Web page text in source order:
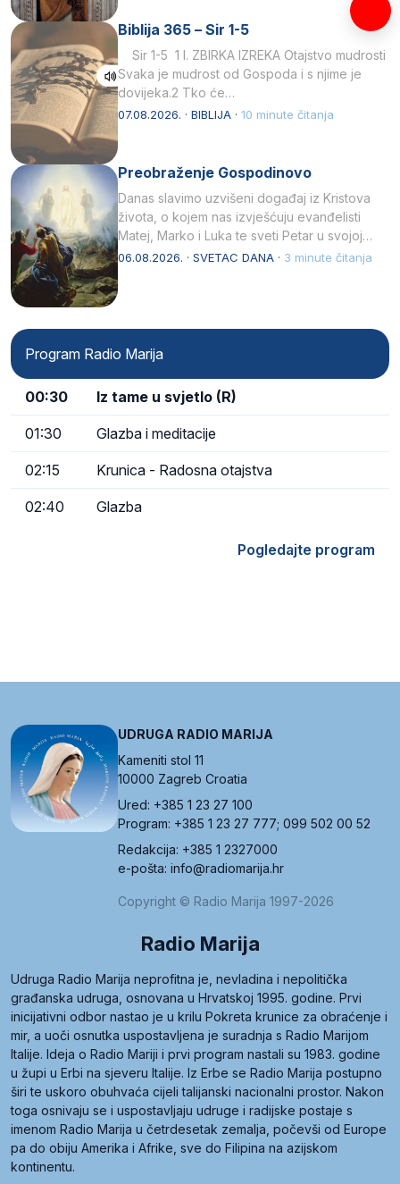
Biblija 365 – Sir 1-5
Sir 1-5 1 I. ZBIRKA IZREKA Otajstvo mudrosti
Svaka je mudrost od Gospoda i s njime je
dovijeka.2 Tko će…
07.08.2026. · BIBLIJA · 10 minute čitanja
Preobraženje Gospodinovo
Danas slavimo uzvišeni događaj iz Kristova
života, o kojem nas izvješćuju evanđelisti
Matej, Marko i Luka te sveti Petar u svojoj
drugoj…
06.08.2026. · SVETAC DANA · 3 minute čitanja
Program Radio Marija
00:30 Iz tame u svjetlo (R)
01:30 Glazba i meditacije
02:15 Krunica - Radosna otajstva
02:40 Glazba
Pogledajte program
UDRUGA RADIO MARIJA
Kameniti stol 11
10000 Zagreb Croatia
Ured: +385 1 23 27 100
Program: +385 1 23 27 777; 099 502 00 52
Redakcija: +385 1 2327000
e-pošta: info@radiomarija.hr
Copyright © Radio Marija 1997-2026
Radio Marija
Udruga Radio Marija neprofitna je, nevladina i nepolitička
građanska udruga, osnovana u Hrvatskoj 1995. godine. Prvi
inicijativni odbor nastao je u krilu Pokreta krunice za obraćenje i
mir, a uoči osnutka uspostavljena je suradnja s Radio Marijom
Italije. Ideja o Radio Mariji i prvi program nastali su 1983. godine
u župi u Erbi na sjeveru Italije. Iz Erbe se Radio Marija postupno
širi te uskoro obuhvaća cijeli talijanski nacionalni prostor. Nakon
toga osnivaju se i uspostavljaju udruge i radijske postaje s
imenom Radio Marija u četrdesetak zemalja, počevši od Europe
pa do obiju Amerika i Afrike, sve do Filipina na azijskom
kontinentu.